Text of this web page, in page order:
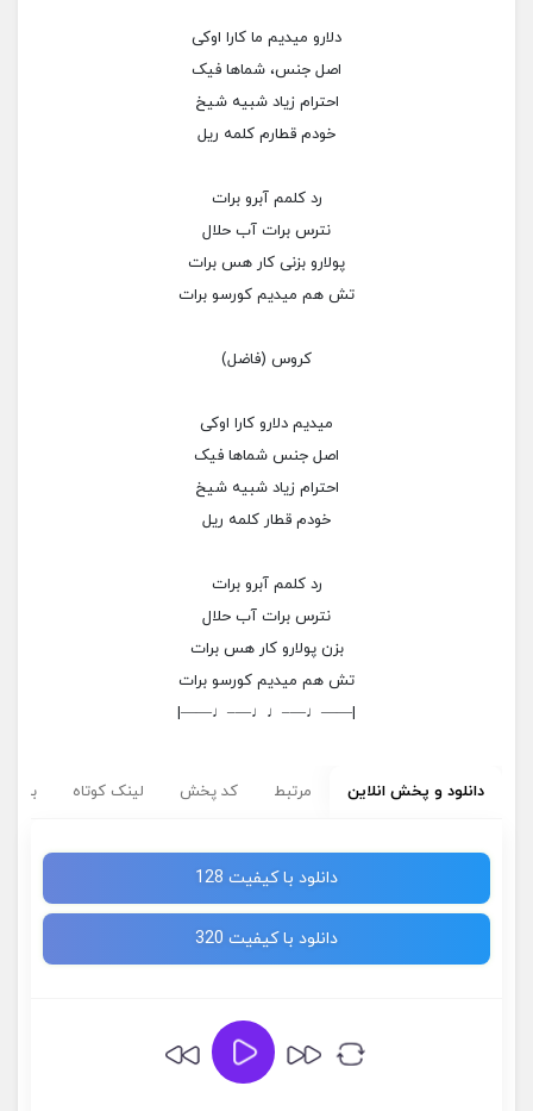
دلارو میدیم ما کارا اوکی
اصل جنس، شماها فیک
احترام زیاد شبیه شیخ
خودم قطارم کلمه ریل
رد کلمم آبرو برات
نترس برات آب حلال
پولارو بزنی کار هس برات
تش هم میدیم کورسو برات
کروس (فاضل)
میدیم دلارو کارا اوکی
اصل جنس شماها فیک
احترام زیاد شبیه شیخ
خودم قطار کلمه ریل
رد کلمم آبرو برات
نترس برات آب حلال
بزن پولارو کار هس برات
تش هم میدیم کورسو برات
|——♩—–♩♩—–♩——|
دانلود و پخش انلاین مرتبط کد پخش لینک کوتاه
دانلود با کیفیت 128
دانلود با کیفیت 320